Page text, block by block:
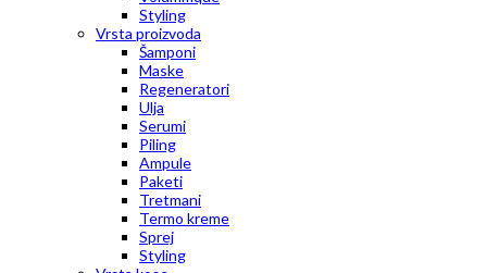
Styling
Vrsta proizvoda
Šamponi
Maske
Regeneratori
Ulja
Serumi
Piling
Ampule
Paketi
Tretmani
Termo kreme
Sprej
Styling